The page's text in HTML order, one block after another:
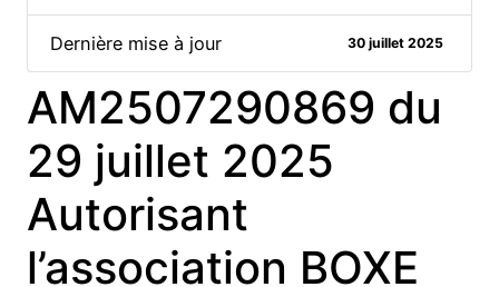
Dernière mise à jour 30 juillet 2025
AM2507290869 du
29 juillet 2025
Autorisant
l’association BOXE